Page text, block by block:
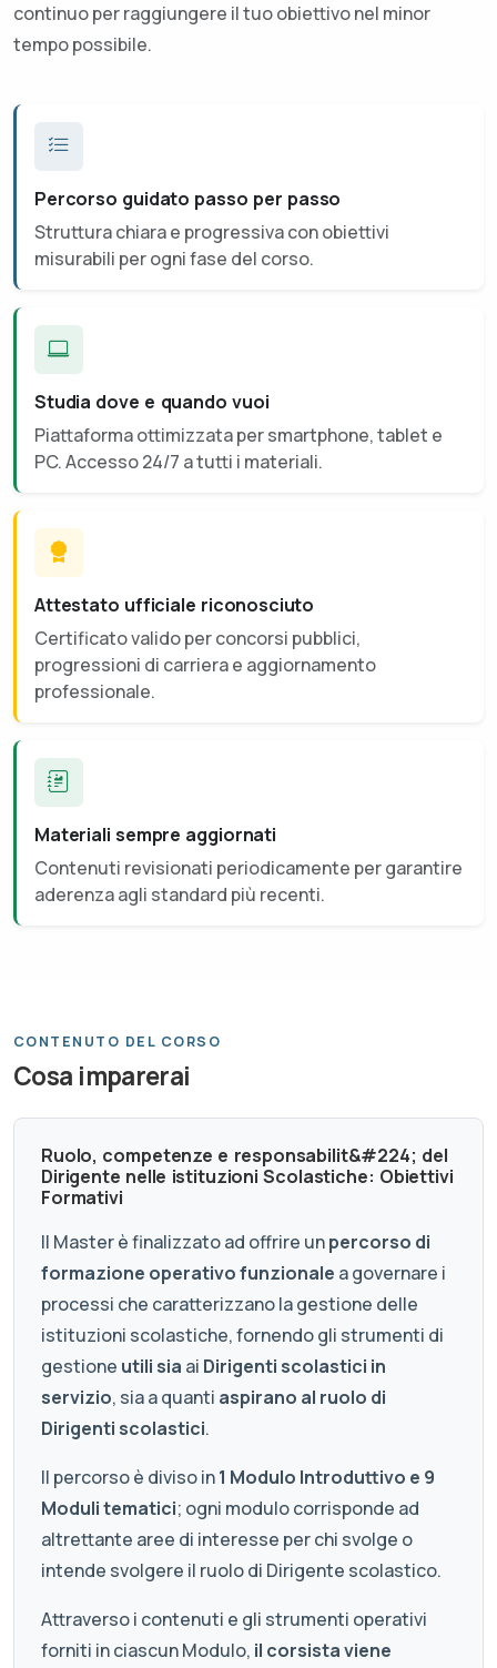
continuo per raggiungere il tuo obiettivo nel minor
tempo possibile.
Percorso guidato passo per passo
Struttura chiara e progressiva con obiettivi
misurabili per ogni fase del corso.
Studia dove e quando vuoi
Piattaforma ottimizzata per smartphone, tablet e
PC. Accesso 24/7 a tutti i materiali.
Attestato ufficiale riconosciuto
Certificato valido per concorsi pubblici,
progressioni di carriera e aggiornamento
professionale.
Materiali sempre aggiornati
Contenuti revisionati periodicamente per garantire
aderenza agli standard più recenti.
CONTENUTO DEL CORSO
Cosa imparerai
Ruolo, competenze e responsabilit&#224; del
Dirigente nelle istituzioni Scolastiche: Obiettivi
Formativi
Il Master è finalizzato ad offrire unpercorso di
formazione operativo funzionale a governare i
processi che caratterizzano la gestione delle
istituzioni scolastiche, fornendo gli strumenti di
gestione utili sia ai Dirigenti scolastici in
servizio, sia a quanti aspirano al ruolo di
Dirigenti scolastici.
Il percorso è diviso in1 Modulo Introduttivo e 9
Moduli tematici; ogni modulo corrisponde ad
altrettante aree di interesse per chi svolge o
intende svolgere il ruolo di Dirigente scolastico.
Attraverso i contenuti e gli strumenti operativi
forniti in ciascun Modulo, il corsista viene